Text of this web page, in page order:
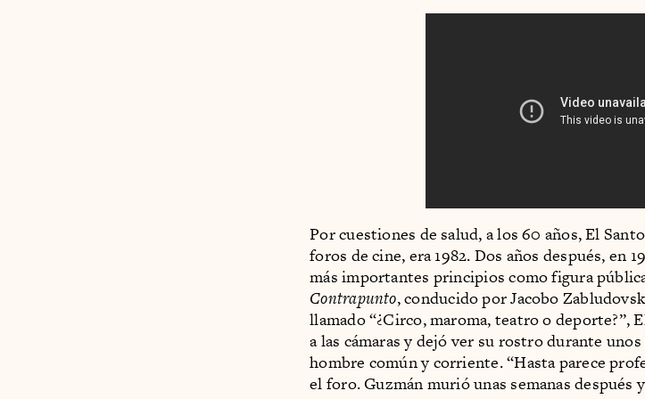
Por cuestiones de salud, a los 60 años, El
foros de cine, era 1982. Dos años después, en
más importantes principios como figura
Contrapunto, conducido por Jacobo
llamado “¿Circo, maroma, teatro o deporte?”,
a las cámaras y dejó ver su rostro durante
hombre común y corriente. “Hasta parece
el foro. Guzmán murió unas semanas después